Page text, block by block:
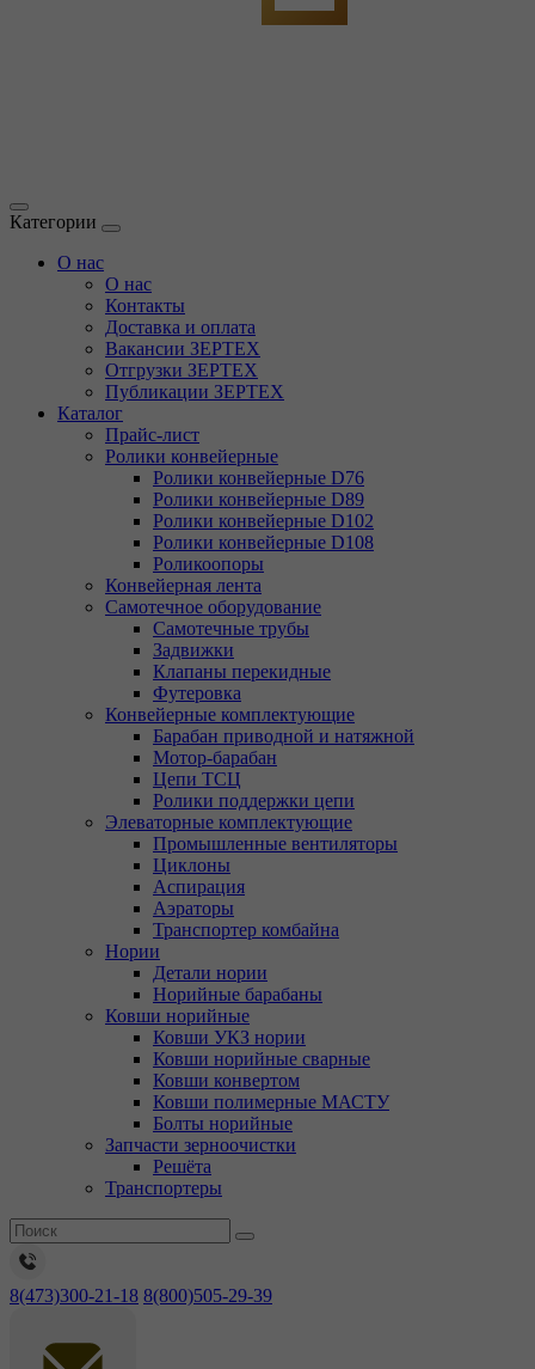
Категории
О нас
О нас
Контакты
Доставка и оплата
Вакансии ЗЕРТЕХ
Отгрузки ЗЕРТЕХ
Публикации ЗЕРТЕХ
Каталог
Прайс-лист
Ролики конвейерные
Ролики конвейерные D76
Ролики конвейерные D89
Ролики конвейерные D102
Ролики конвейерные D108
Роликоопоры
Конвейерная лента
Самотечное оборудование
Самотечные трубы
Задвижки
Клапаны перекидные
Футеровка
Конвейерные комплектующие
Барабан приводной и натяжной
Мотор-барабан
Цепи ТСЦ
Ролики поддержки цепи
Элеваторные комплектующие
Промышленные вентиляторы
Циклоны
Аспирация
Аэраторы
Транспортер комбайна
Нории
Детали нории
Норийные барабаны
Ковши норийные
Ковши УКЗ нории
Ковши норийные сварные
Ковши конвертом
Ковши полимерные МАСТУ
Болты норийные
Запчасти зерноочистки
Решёта
Транспортеры
8(473)300-21-18 8(800)505-29-39